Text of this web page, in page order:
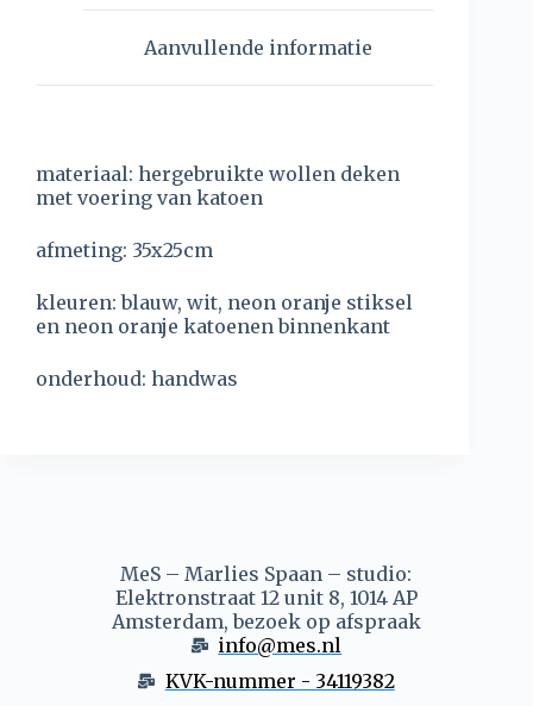
Aanvullende informatie
materiaal: hergebruikte wollen deken
met voering van katoen
afmeting: 35x25cm
kleuren: blauw, wit, neon oranje stiksel
en neon oranje katoenen binnenkant
onderhoud: handwas
MeS – Marlies Spaan – studio:
Elektronstraat 12 unit 8, 1014 AP
Amsterdam, bezoek op afspraak
info@mes.nl
KVK-nummer - 34119382